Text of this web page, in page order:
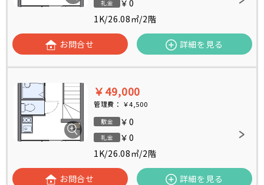
礼金
￥0
1K/26.08㎡/2階
お問合せ 詳細を見る
￥49,000
管理費： ￥4,500
敷金 ￥0
礼金
￥0
1K/26.08㎡/2階
お問合せ 詳細を見る